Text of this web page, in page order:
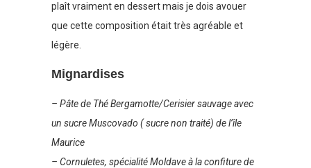
plaît vraiment en dessert mais je dois avouer
que cette composition était très agréable et
légère.
Mignardises
– Pâte de Thé Bergamotte/Cerisier sauvage avec
un sucre Muscovado ( sucre non traité) de l’île
Maurice
– Cornuletes, spécialité Moldave à la confiture de